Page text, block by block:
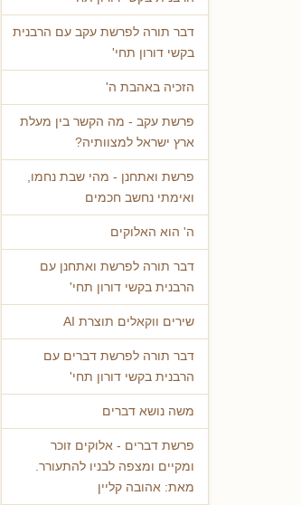
דבר תורה לפרשת עקב עם הרבנית
בקשי דורון תחי'
הזכיה באהבת ה'
פרשת עקב - מה הקשר בין מעלת
ארץ ישראל למצוותיה?
פרשת ואתחנן - מהי שבת נחמו,
ואימתי נחשב חכמים
ה' הוא האלוקים
דבר תורה לפרשת ואתחנן עם
הרבנית בקשי דורון תחי'
שירים ווקאלים תוצרת AI
דבר תורה לפרשת דברים עם
הרבנית בקשי דורון תחי'
משה נושא דברים
פרשת דברים - אלוקים זוכר
ומקיים ומצפה לבניו להתעורר.
מאת: אהובה קליין